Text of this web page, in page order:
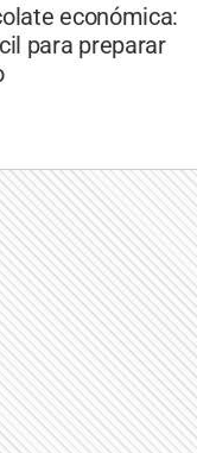
económica:
para preparar